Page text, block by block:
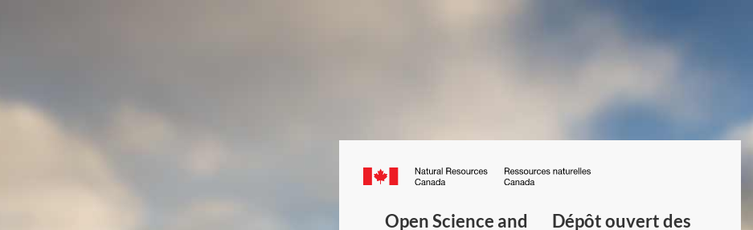
Canada.ca
Open Science and
Dépôt ouvert des